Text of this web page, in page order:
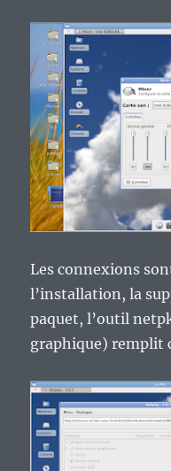
Les connexions
l’installation, la
paquet, l’outil
graphique) remplit